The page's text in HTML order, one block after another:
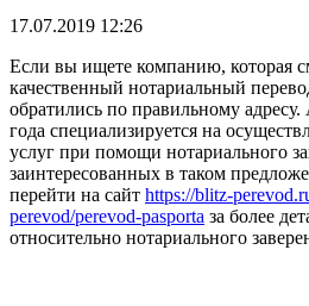
17.07.2019 12:26
Если вы ищете компанию, которая
качественный нотариальный
обратились по правильному
года специализируется на
услуг при помощи нотариального
заинтересованных в таком
перейти на сайт https://blitz-
perevod/perevod-pasporta за более
относительно нотариального